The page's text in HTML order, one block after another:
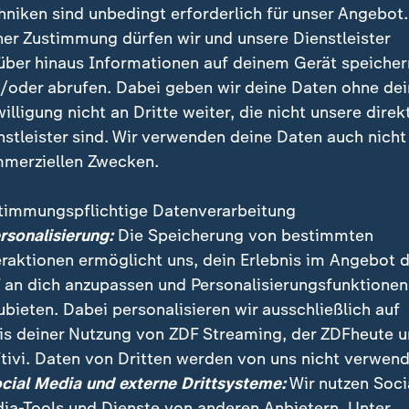
wird der mutmaßlich islamistische
ZDF-Reporter Lothar Becker berichtet.
sind unbedingt erforderlich für unser
Zustimmung dürfen wir und unsere Dienstleister
hinaus Informationen auf deinem Gerät
oder abrufen. Dabei geben wir deine Daten ohne
nicht an Dritte weiter, die nicht unsere
sind. Wir verwenden deine Daten auch nicht
Zwecken.
Datenverarbeitung
Die Speicherung von bestimmten
ermöglicht uns, dein Erlebnis im Angebot
an dich anzupassen und Personalisierungsfunktionen
Dabei personalisieren wir ausschließlich auf
deiner Nutzung von ZDF Streaming, der ZDFheute
Daten von Dritten werden von uns nicht
Media und externe Drittsysteme:Wir nutzen